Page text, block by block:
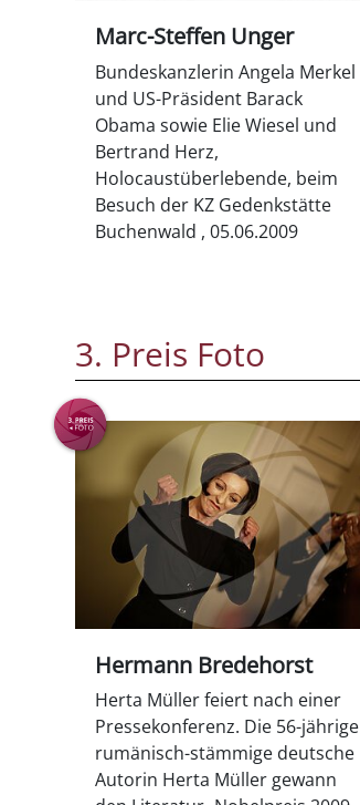
Marc-Steffen Unger
Bundeskanzlerin Angela Merkel
und US-Präsident Barack
Obama sowie Elie Wiesel und
Bertrand Herz,
Holocaustüberlebende, beim
Besuch der KZ Gedenkstätte
Buchenwald , 05.06.2009
3. Preis Foto
Hermann Bredehorst
Herta Müller feiert nach einer
Pressekonferenz. Die 56-jährige
rumänisch-stämmige deutsche
Autorin Herta Müller gewann